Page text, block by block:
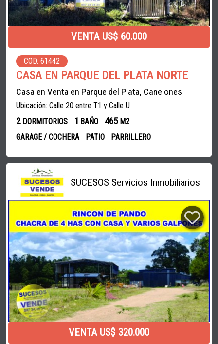
VENTA US$ 60.000
COD. 61442
CASA EN PARQUE DEL PLATA NORTE
Casa en Venta en Parque del Plata, Canelones
Ubicación: Calle 20 entre T1 y Calle U
2DORMITORIOS 1 BAÑO 465 M2
GARAGE / COCHERA
PATIO PARRILLERO
SUCESOS Servicios Inmobiliarios
VENTA US$ 320.000